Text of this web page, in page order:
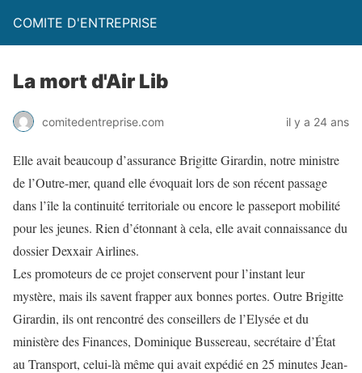
COMITE D'ENTREPRISE
La mort d'Air Lib
comitedentreprise.com il y a 24 ans
Elle avait beaucoup d’assurance Brigitte Girardin, notre ministre
de l’Outre-mer, quand elle évoquait lors de son récent passage
dans l’île la continuité territoriale ou encore le passeport mobilité
pour les jeunes. Rien d’étonnant à cela, elle avait connaissance du
dossier Dexxair Airlines.
Les promoteurs de ce projet conservent pour l’instant leur
mystère, mais ils savent frapper aux bonnes portes. Outre Brigitte
Girardin, ils ont rencontré des conseillers de l’Elysée et du
ministère des Finances, Dominique Bussereau, secrétaire d’État
au Transport, celui-là même qui avait expédié en 25 minutes Jean-